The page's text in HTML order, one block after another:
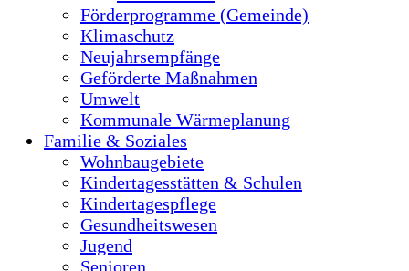
Förderprogramme (Gemeinde)
Klimaschutz
Neujahrsempfänge
Geförderte Maßnahmen
Umwelt
Kommunale Wärmeplanung
Familie & Soziales
Wohnbaugebiete
Kindertagesstätten & Schulen
Kindertagespflege
Gesundheitswesen
Jugend
Senioren